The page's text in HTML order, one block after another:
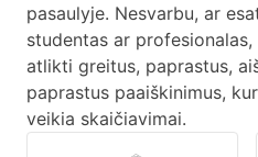
pasaulyje. Nesvarbu, ar
studentas ar
atlikti greitus, paprastus,
paprastus paaiškinimus,
veikia skaičiavimai.